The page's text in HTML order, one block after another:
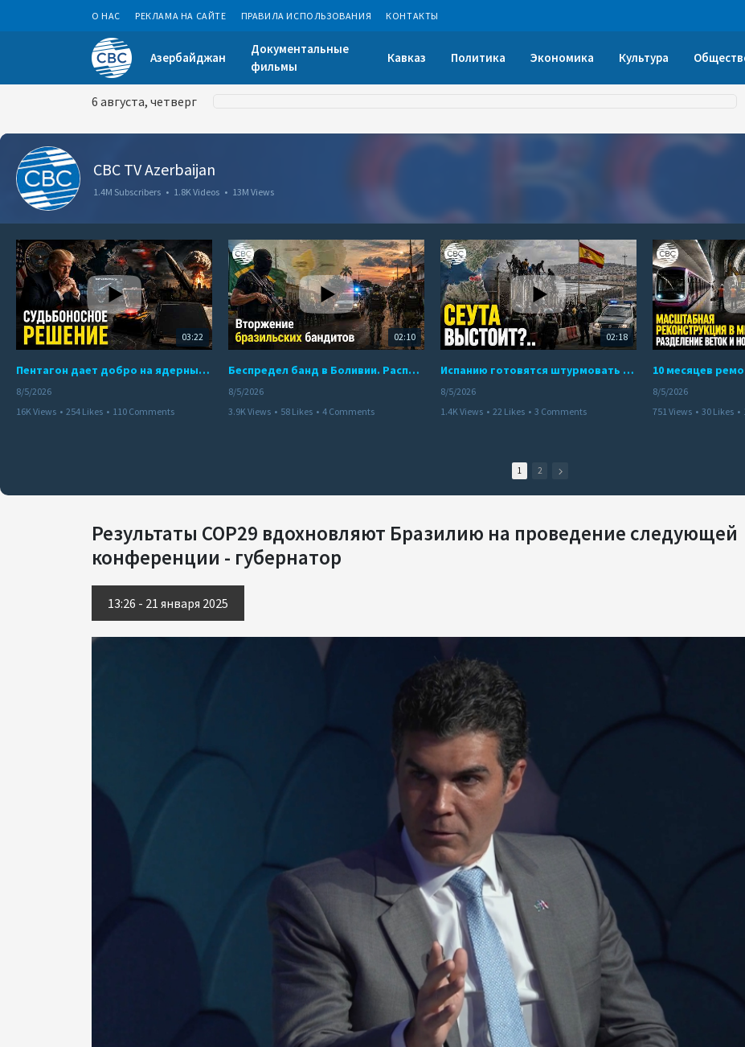
О НАС РЕКЛАМА НА САЙТЕ ПРАВИЛА ИСПОЛЬЗОВАНИЯ КОНТАКТЫ
Азербайджан
Документальные
фильмы
Кавказ Политика Экономика Культура
6 августа, четверг
CBC TV Azerbaijan
1.4M Subscribers • 1.8K Videos • 13M Views
03:22
Пентагон дает добро на ядерный удар по противникам США
8/5/2026
16K Views • 254 Likes • 110 Comments
02:10
Беспредел банд в Боливии. Расправы над наркоторговцами
8/5/2026
3.9K Views • 58 Likes • 4 Comments
02:18
Испанию готовятся штурмовать десятки тысяч марокканцев
8/5/2026
1.4K Views • 22 Likes • 3 Comments
8/5/2026
751 Views • 30 Likes •
1 2
Результаты COP29 вдохновляют Бразилию на проведение следующей
конференции - губернатор
13:26 - 21 января 2025